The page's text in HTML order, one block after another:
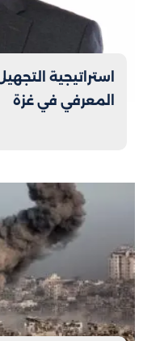
استراتيجية
المعرفي في غزة